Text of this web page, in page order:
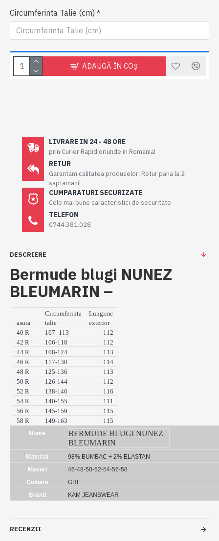
Circumferinta Talie (cm)
ADAUGĂ ÎN COŞ
LIVRARE IN 24 - 48 ORE
prin Curier Rapid oriunde in Romania!
RETUR
Garantam calitatea produselor! Retur pana la 2
saptamani!
CUMPARATURI SECURIZATE
Cele mai bune caracteristici de securitate
TELEFON
0744.381.028
DESCRIERE
Bermude blugi NUNEZ
BLEUMARIN –
asura
Circumferinta
talie
Lungime
exterior
40 R
107 -113
112
42 R
106-118
112
44 R
108-124
113
46 R
117-130
114
48 R
125-136
113
50 R
126-144
112
52 R
138-146
116
54 R
140-155
111
56 R
145-159
115
58 R
149-163 115
Nume
BERMUDE BLUGI NUNEZ
BLEUMARIN
Material
98% BUMBAC + 2% ELASTAN
Masuri
46-48-50-52-54-56-58
Culoare
GRI
Brand
KAM JEANSWEAR
RECENZII